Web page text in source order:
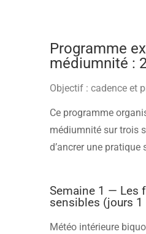
Programme
médiumnité :
Objectif : cadence et
Ce programme
médiumnité sur trois
d’ancrer une pratique
Semaine 1 — Les
sensibles (jours 1
Météo intérieure